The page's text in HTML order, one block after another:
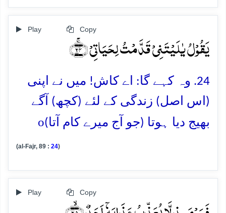
Play Copy
یَقُوۡلُ یٰلَیۡتَنِیۡ قَدَّمۡتُ لِحَیَاتِیۡ ﴿ۚ۲۴﴾
24. وہ کہے گا: اے کاش! میں نے اپنی
(اس اصل) زندگی کے لئے (کچھ) آگے
بھیج دیا ہوتا (جو آج میرے کام آتا)o
(al-Fajr, 89 : 24)
Play Copy